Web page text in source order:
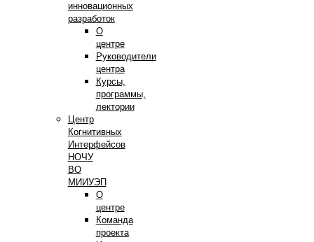
инновационных
разработок
О
центре
Руководители
центра
Курсы,
программы,
лектории
Центр
Когнитивных
Интерфейсов
НОЧУ
ВО
МИИУЭП
О
центре
Команда
проекта